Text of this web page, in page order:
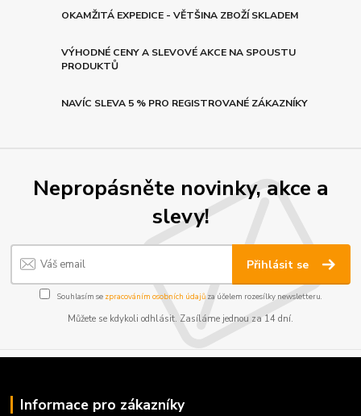
OKAMŽITÁ EXPEDICE - VĚTŠINA ZBOŽÍ SKLADEM
VÝHODNÉ CENY A SLEVOVÉ AKCE NA SPOUSTU
PRODUKTŮ
NAVÍC SLEVA 5 % PRO REGISTROVANÉ ZÁKAZNÍKY
Nepropásněte novinky, akce a
slevy!
Přihlásit se
Souhlasím se zpracováním osobních údajůza účelem rozesílky newsletteru.
Můžete se kdykoli odhlásit. Zasíláme jednou za 14 dní.
Informace pro zákazníky